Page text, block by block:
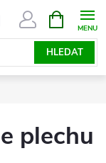
HLEDAT
NÁKUPNÍ
KOŠÍK
plechu